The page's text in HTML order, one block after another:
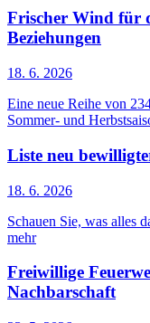
Frischer Wind für
Beziehungen
18. 6. 2026
Eine neue Reihe von
Sommer- und
Liste neu
18. 6. 2026
Schauen Sie, was alles
mehr
Freiwillige
Nachbarschaft